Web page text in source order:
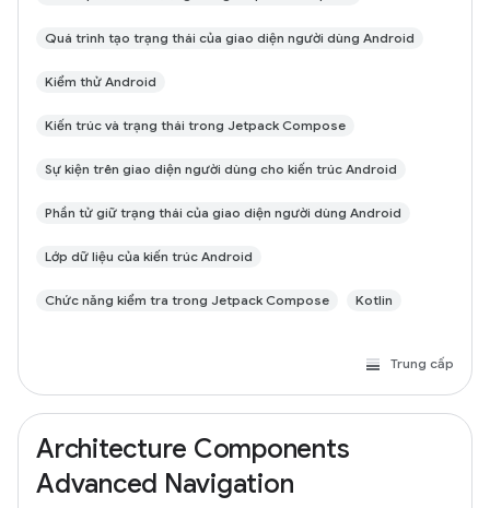
Quá trình tạo trạng thái của giao diện người dùng Android
Kiểm thử Android
Kiến trúc và trạng thái trong Jetpack Compose
Sự kiện trên giao diện người dùng cho kiến trúc Android
Phần tử giữ trạng thái của giao diện người dùng Android
Lớp dữ liệu của kiến trúc Android
Chức năng kiểm tra trong Jetpack Compose Kotlin
Trung cấp
Architecture Components
Advanced Navigation